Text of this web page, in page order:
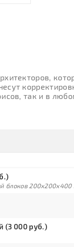
так и в
блоков
(3 000 руб.)